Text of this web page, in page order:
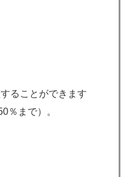
ることができます
％まで）。